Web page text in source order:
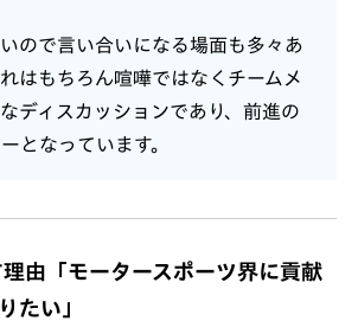
ので言い合いになる場面も多々あ
はもちろん喧嘩ではなくチームメ
ディスカッションであり、前進の
となっています。
由「モータースポーツ界に貢献
たい」